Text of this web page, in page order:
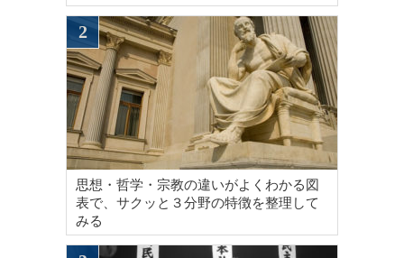
思想・哲学・宗教の違いがよくわかる図
表で、サクッと３分野の特徴を整理して
みる